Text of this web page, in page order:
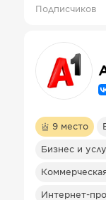
Подписчиков
9 место
Бизнес и
Интернет-